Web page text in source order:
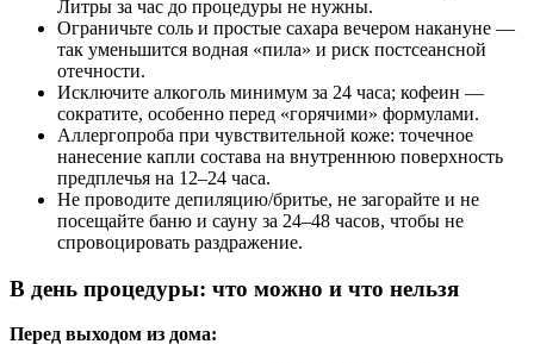
Литры за час до процедуры не нужны.
Ограничьте соль и простые сахара вечером накануне —
так уменьшится водная «пила» и риск постсеансной
отечности.
Исключите алкоголь минимум за 24 часа; кофеин —
сократите, особенно перед «горячими» формулами.
Аллергопроба при чувствительной коже: точечное
нанесение капли состава на внутреннюю поверхность
предплечья на 12–24 часа.
Не проводите депиляцию/бритье, не загорайте и не
посещайте баню и сауну за 24–48 часов, чтобы не
спровоцировать раздражение.
В день процедуры: что можно и что нельзя
Перед выходом из дома: